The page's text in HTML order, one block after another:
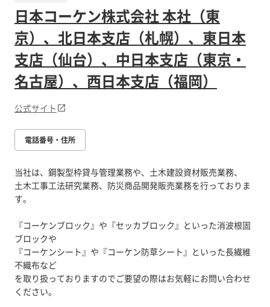
日本コーケン株式会社 本社（東
京）、北日本支店（札幌）、東日本
支店（仙台）、中日本支店（東京・
名古屋）、西日本支店（福岡）
公式サイト
電話番号・住所
当社は、鋼製型枠貸与管理業務や、土木建設資材販売業務、
土木工事工法研究業務、防災商品開発販売業務を行っておりま
す。
『コーケンブロック』や『セッカブロック』といった消波根固
ブロックや
『コーケンシート』や『コーケン防草シート』といった長繊維
不織布など
を取り扱っておりますのでご要望の際はお気軽にお問い合わせ